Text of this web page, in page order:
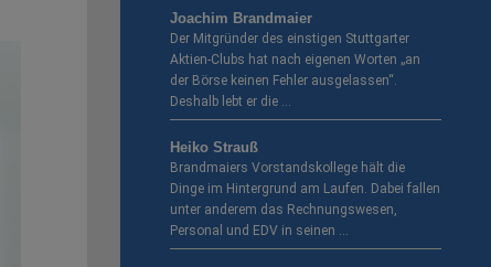
Joachim Brandmaier
Der Mitgründer des einstigen Stuttgarter
Aktien-Clubs hat nach eigenen Worten „an
der Börse keinen Fehler aus­gelassen“.
Deshalb lebt er die …
Heiko Strauß
Brandmaiers Vorstandskollege hält die
Dinge im Hintergrund am Laufen. Dabei fallen
unter anderem das Rechnungswesen,
Personal und EDV in seinen …